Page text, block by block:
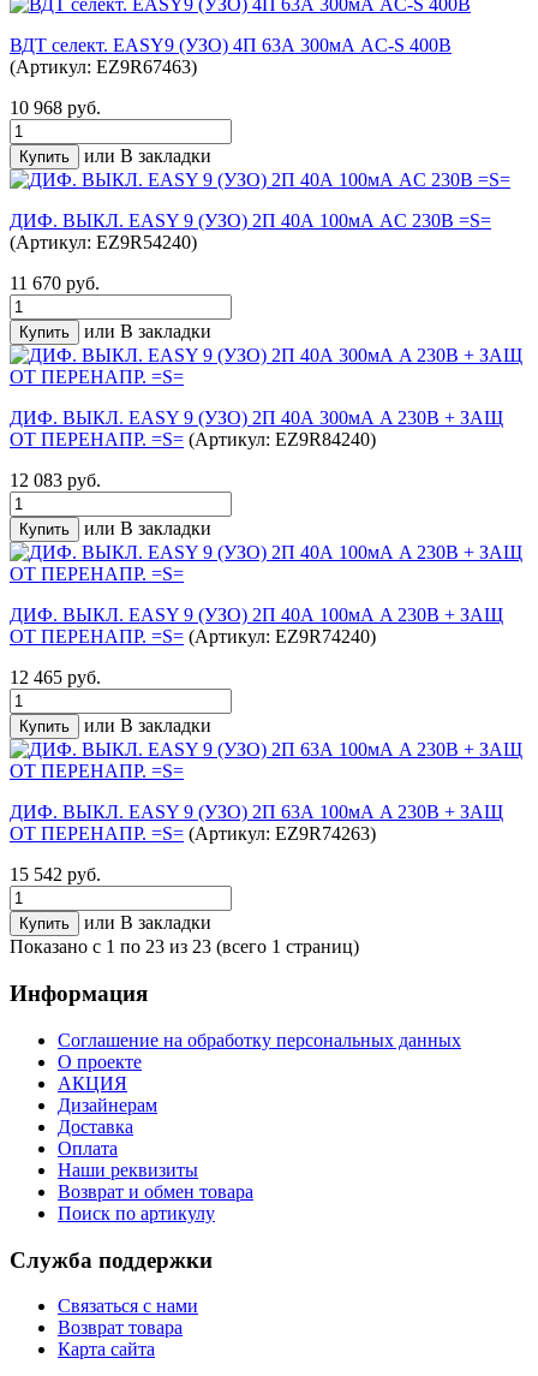
ВДТ селект. EASY9 (УЗО) 4П 63А 300мА AC-S 400В
(Артикул: EZ9R67463)
10 968 руб.
или В закладки
ДИФ. ВЫКЛ. EASY 9 (УЗО) 2П 40А 100мА AC 230В =S=
(Артикул: EZ9R54240)
11 670 руб.
или В закладки
ДИФ. ВЫКЛ. EASY 9 (УЗО) 2П 40А 300мА A 230В + ЗАЩ
ОТ ПЕРЕНАПР. =S= (Артикул: EZ9R84240)
12 083 руб.
или В закладки
ДИФ. ВЫКЛ. EASY 9 (УЗО) 2П 40А 100мА A 230В + ЗАЩ
ОТ ПЕРЕНАПР. =S= (Артикул: EZ9R74240)
12 465 руб.
или В закладки
ДИФ. ВЫКЛ. EASY 9 (УЗО) 2П 63А 100мА A 230В + ЗАЩ
ОТ ПЕРЕНАПР. =S= (Артикул: EZ9R74263)
15 542 руб.
или В закладки
Показано с 1 по 23 из 23 (всего 1 страниц)
Информация
Соглашение на обработку персональных данных
О проекте
АКЦИЯ
Дизайнерам
Доставка
Оплата
Наши реквизиты
Возврат и обмен товара
Поиск по артикулу
Служба поддержки
Связаться с нами
Возврат товара
Карта сайта